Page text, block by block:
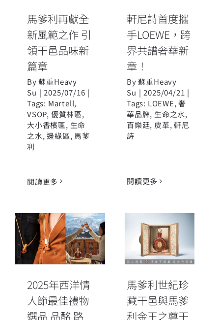
馬爹利再獻全
新風範之作 引
領干邑品味新
篇章
By蘇重Heavy
Su | 2025/07/16 |
Tags: Martell,
VSOP, 優質林區,
大小香檳區, 生命
之水,邊緣區, 馬爹
利
閱讀更多
軒尼詩首度攜
手LOEWE，跨
界共譜奢華新
章！
By蘇重Heavy
Su | 2025/04/21 |
Tags: LOEWE,奢
華品牌, 生命之水,
百樂廷, 皮革,軒尼
詩
閱讀更多
2025年西洋情
人節最佳禮物
選品 品酩 路易
2025年西洋情
人節最佳禮物
選品 品酩 路
馬爹利世紀珍
藏干邑與馬爹
利金王之尊干
邑 締造頂級干
邑極致之作
馬爹利世紀珍
藏干邑與馬爹
利金王之尊干